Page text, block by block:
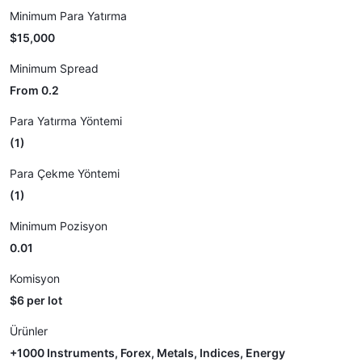
Minimum Para Yatırma
$15,000
Minimum Spread
From 0.2
Para Yatırma Yöntemi
(1)
Para Çekme Yöntemi
(1)
Minimum Pozisyon
0.01
Komisyon
$6 per lot
Ürünler
+1000 Instruments, Forex, Metals, Indices, Energy​